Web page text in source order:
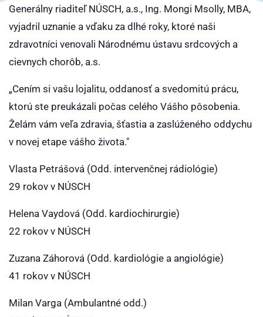
Generálny riaditeľ NÚSCH, a.s., Ing. Mongi Msolly, MBA,
vyjadril uznanie a vďaku za dlhé roky, ktoré naši
zdravotníci venovali Národnému ústavu srdcových a
cievnych chorôb, a.s.
„Cením si vašu lojalitu, oddanosť a svedomitú prácu,
ktorú ste preukázali počas celého Vášho pôsobenia.
Želám vám veľa zdravia, šťastia a zaslúženého oddychu
v novej etape vášho života."
Vlasta Petrášová (Odd. intervenčnej rádiológie)
29 rokov v NÚSCH
Helena Vaydová (Odd. kardiochirurgie)
22 rokov v NÚSCH
Zuzana Záhorová (Odd. kardiológie a angiológie)
41 rokov v NÚSCH
Milan Varga (Ambulantné odd.)